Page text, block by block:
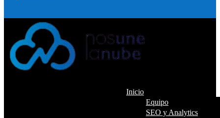
Inicio
Equipo
SEO y Analytics